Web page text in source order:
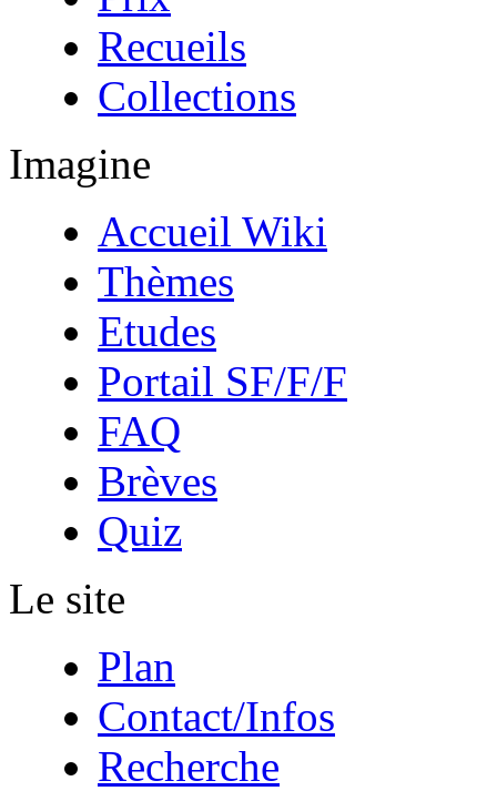
Recueils
Collections
Imagine
Accueil Wiki
Thèmes
Etudes
Portail SF/F/F
FAQ
Brèves
Quiz
Le site
Plan
Contact/Infos
Recherche